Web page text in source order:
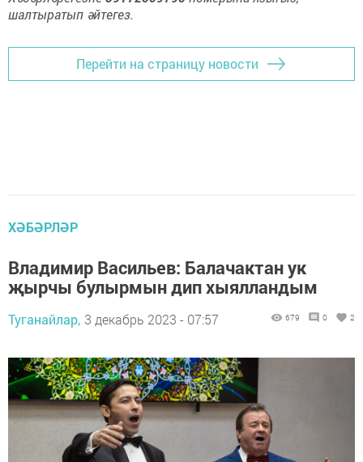
шалтыратып әйтегез.
Перейти на страницу новости
ХӘБӘРЛӘР
Владимир Васильев: Балачактан ук
җырчы булырмын дип хыялландым
Туганайлар, 3 декабрь 2023 - 07:57 679 0 2